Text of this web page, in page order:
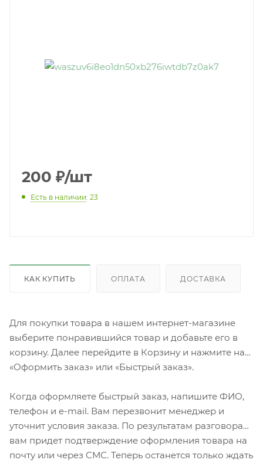
200 ₽/шт
Есть в наличии: 23
КАК КУПИТЬ ОПЛАТА ДОСТАВКА
Для покупки товара в нашем интернет-магазине
выберите понравившийся товар и добавьте его в
корзину. Далее перейдите в Корзину и нажмите на
«Оформить заказ» или «Быстрый заказ».
Когда оформляете быстрый заказ, напишите ФИО,
телефон и e-mail. Вам перезвонит менеджер и
уточнит условия заказа. По результатам разговора
вам придет подтверждение оформления товара на
почту или через СМС. Теперь останется только ждать